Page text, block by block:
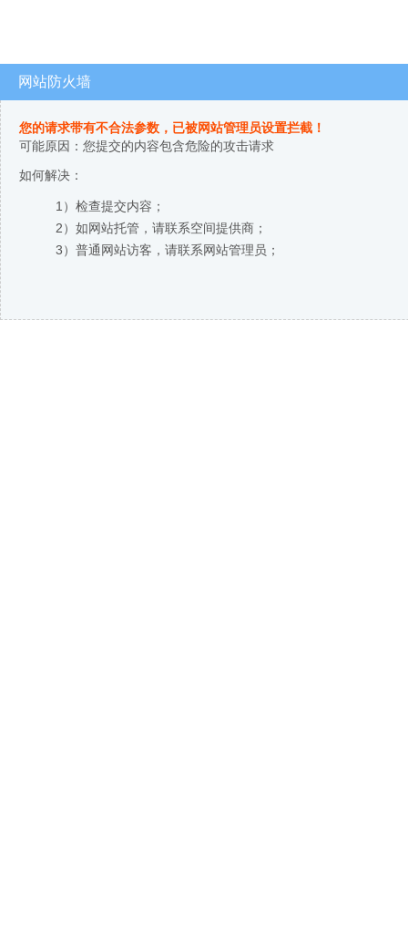
网站防火墙
您的请求带有不合法参数，已被网站管理员设置拦截！
可能原因：您提交的内容包含危险的攻击请求
如何解决：
1）检查提交内容；
2）如网站托管，请联系空间提供商；
3）普通网站访客，请联系网站管理员；